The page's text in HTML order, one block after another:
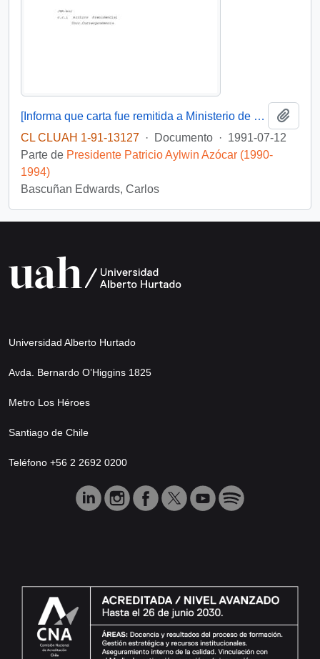
[Informa que carta fue remitida a Ministerio de Educación Pública, mediante Of. GAB. PRES. (0) 91/2438]
CL CLUAH 1-91-13127 · Documento · 1991-07-12
Parte de Presidente Patricio Aylwin Azócar (1990-
1994)
Bascuñan Edwards, Carlos
Universidad Alberto Hurtado
Avda. Bernardo O’Higgins 1825
Metro Los Héroes
Santiago de Chile
Teléfono +56 2 2692 0200